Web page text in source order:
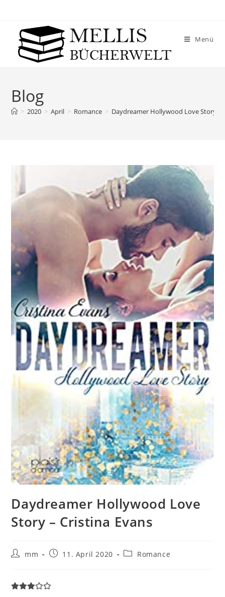
Menü
Blog
> 2020 > April > Romance > Daydreamer Hollywood Love Story –
Daydreamer Hollywood Love
Story – Cristina Evans
mm 11. April 2020 Romance